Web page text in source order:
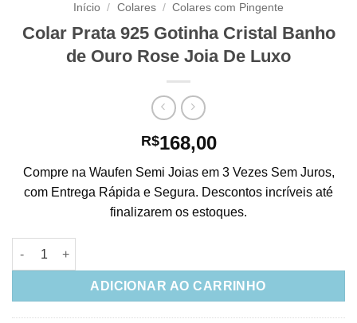
Início / Colares / Colares com Pingente
Colar Prata 925 Gotinha Cristal Banho
de Ouro Rose Joia De Luxo
R$168,00
Compre na Waufen Semi Joias em 3 Vezes Sem Juros,
com Entrega Rápida e Segura. Descontos incríveis até
finalizarem os estoques.
Colar Prata 925 Gotinha Cristal Banho de Ouro Rose Joia De
ADICIONAR AO CARRINHO